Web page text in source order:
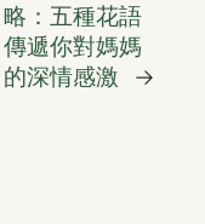
略：五種花語
傳遞你對媽媽
的深情感激
→